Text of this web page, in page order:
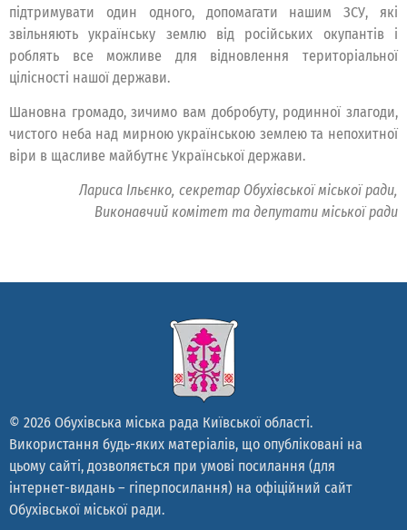
підтримувати один одного, допомагати нашим ЗСУ, які
звільняють українську землю від російських окупантів і
роблять все можливе для відновлення територіальної
цілісності нашої держави.
Шановна громадо, зичимо вам добробуту, родинної злагоди,
чистого неба над мирною українською землею та непохитної
віри в щасливе майбутнє Української держави.
Лариса Ільєнко, секретар Обухівської міської ради,
Виконавчий комітет та депутати міської ради
© 2026 Обухівська міська рада Київської області.
Використання будь-яких матеріалів, що опубліковані на
цьому сайті, дозволяється при умові посилання (для
інтернет-видань – гіперпосилання) на офіційний сайт
Обухівської міської ради.